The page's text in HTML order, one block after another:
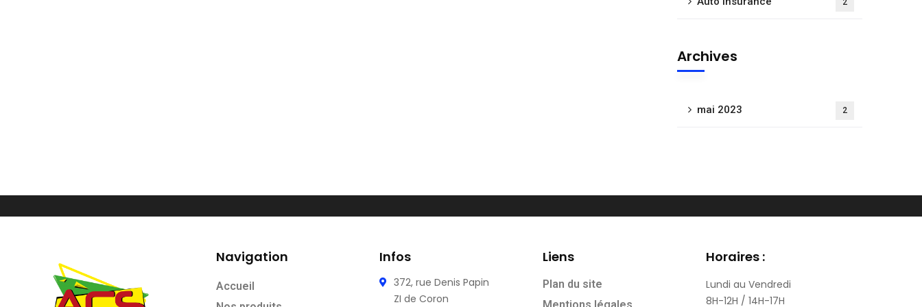
2
Archives
mai 2023 2
Navigation
Accueil
Infos
372, rue Denis Papin
ZI de Coron
Liens
Plan du site
Horaires :
Lundi au Vendredi
8H-12H / 14H-17H